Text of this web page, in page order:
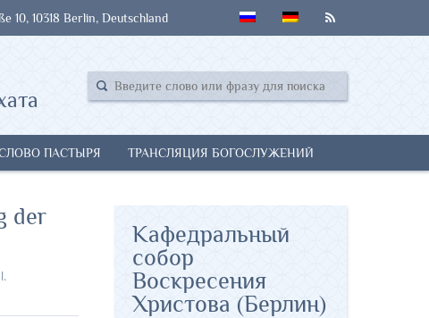
10, 10318 Berlin, Deutschland
ПАСТЫРЯ ТРАНСЛЯЦИЯ БОГОСЛУЖЕНИЙ
der
Кафедральный
собор
Воскресения
Христова (Берлин)